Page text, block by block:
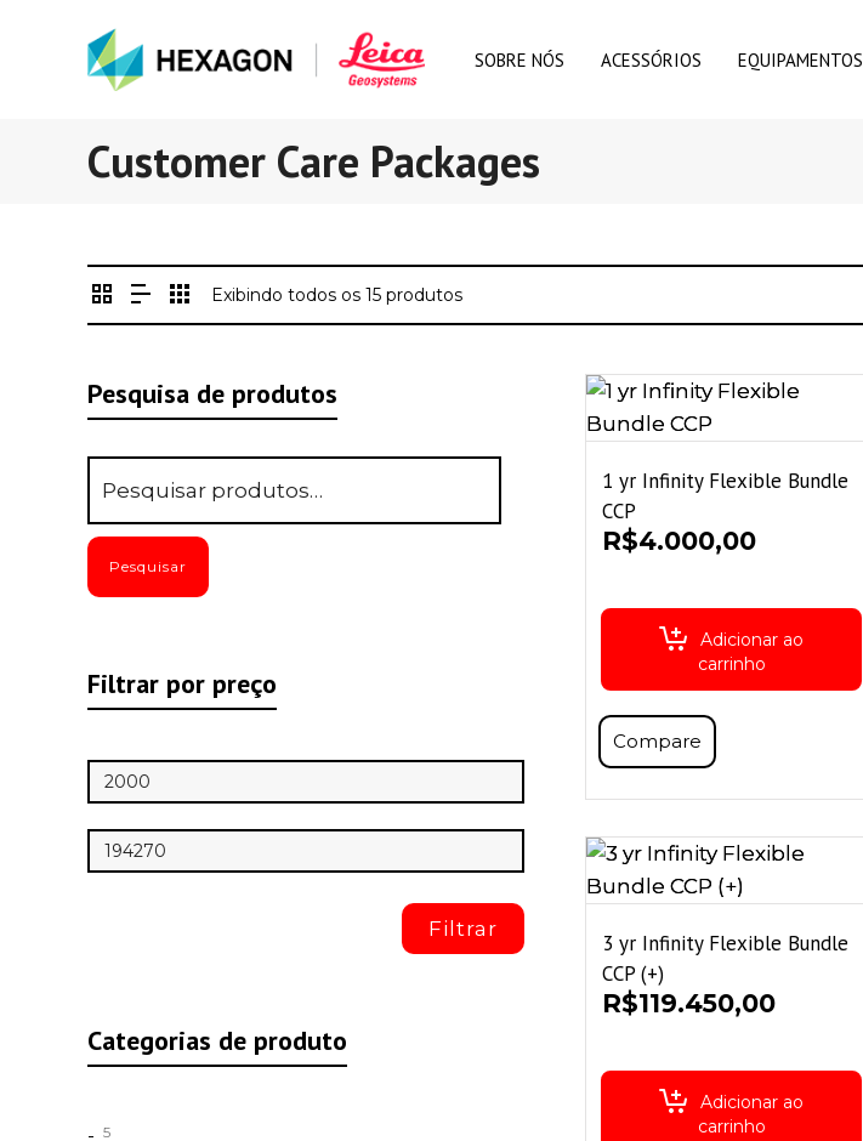
SOBRE NÓS ACESSÓRIOS EQUIPAMENTOS
Customer Care Packages
Exibindo todos os 15 produtos
1 yr Infinity Flexible Bundle
CCP
R$4.000,00
Adicionar ao
carrinho
Compare
3 yr Infinity Flexible Bundle
CCP (+)
R$119.450,00
Adicionar ao
carrinho
Pesquisa de produtos
Pesquisar
Filtrar por preço
Preço
Preço
Filtrar
Categorias de produto
- 5